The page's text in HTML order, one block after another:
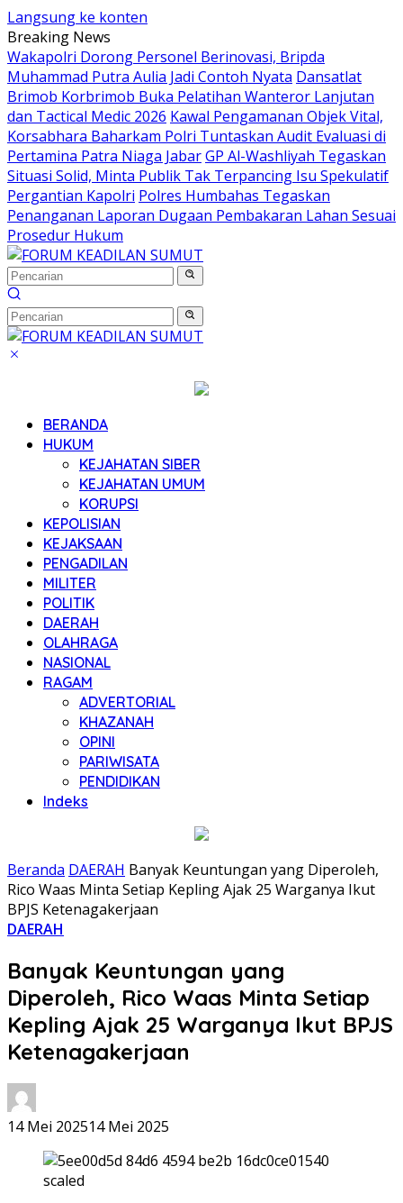
Langsung ke konten
Breaking News
Wakapolri Dorong Personel Berinovasi, Bripda
Muhammad Putra Aulia Jadi Contoh Nyata Dansatlat
Brimob Korbrimob Buka Pelatihan Wanteror Lanjutan
dan Tactical Medic 2026 Kawal Pengamanan Objek Vital,
Korsabhara Baharkam Polri Tuntaskan Audit Evaluasi di
Pertamina Patra Niaga JabarGP Al-Washliyah Tegaskan
Situasi Solid, Minta Publik Tak Terpancing Isu Spekulatif
Pergantian Kapolri Polres Humbahas Tegaskan
Penanganan Laporan Dugaan Pembakaran Lahan Sesuai
Prosedur Hukum
BERANDA
HUKUM
KEJAHATAN SIBER
KEJAHATAN UMUM
KORUPSI
KEPOLISIAN
KEJAKSAAN
PENGADILAN
MILITER
POLITIK
DAERAH
OLAHRAGA
NASIONAL
RAGAM
ADVERTORIAL
KHAZANAH
OPINI
PARIWISATA
PENDIDIKAN
Indeks
Beranda DAERAH Banyak Keuntungan yang Diperoleh,
Rico Waas Minta Setiap Kepling Ajak 25 Warganya Ikut
BPJS Ketenagakerjaan
DAERAH
Banyak Keuntungan yang
Diperoleh, Rico Waas Minta Setiap
Kepling Ajak 25 Warganya Ikut BPJS
Ketenagakerjaan
14 Mei 202514 Mei 2025